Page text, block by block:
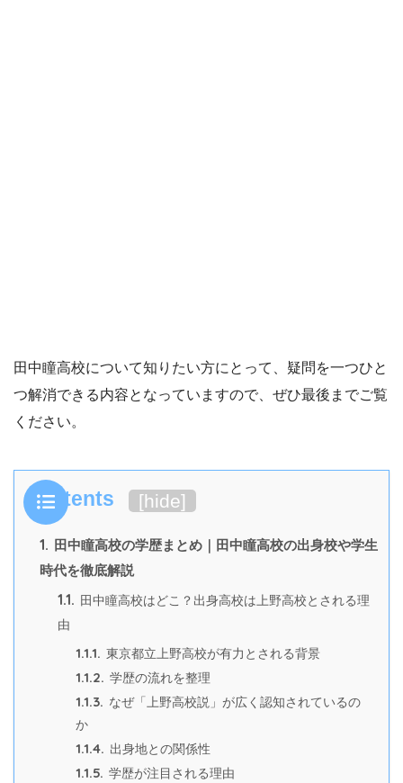
田中瞳高校について知りたい方にとって、疑問を一つひと
つ解消できる内容となっていますので、ぜひ最後までご覧
ください。
Contents [hide]
1. 田中瞳高校の学歴まとめ｜田中瞳高校の出身校や学生
時代を徹底解説
1.1. 田中瞳高校はどこ？出身高校は上野高校とされる理
由
1.1.1. 東京都立上野高校が有力とされる背景
1.1.2. 学歴の流れを整理
1.1.3. なぜ「上野高校説」が広く認知されているの
か
1.1.4. 出身地との関係性
1.1.5. 学歴が注目される理由